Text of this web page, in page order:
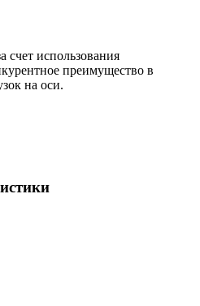
счет использования
преимущество в
на оси.